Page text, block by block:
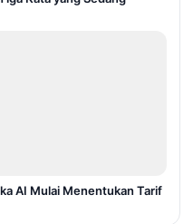
AI Mulai Menentukan Tarif